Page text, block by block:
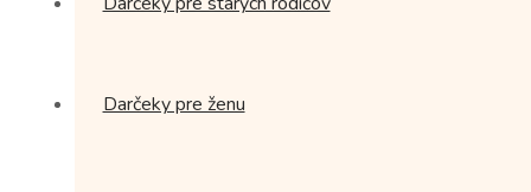
Darčeky pre ženu